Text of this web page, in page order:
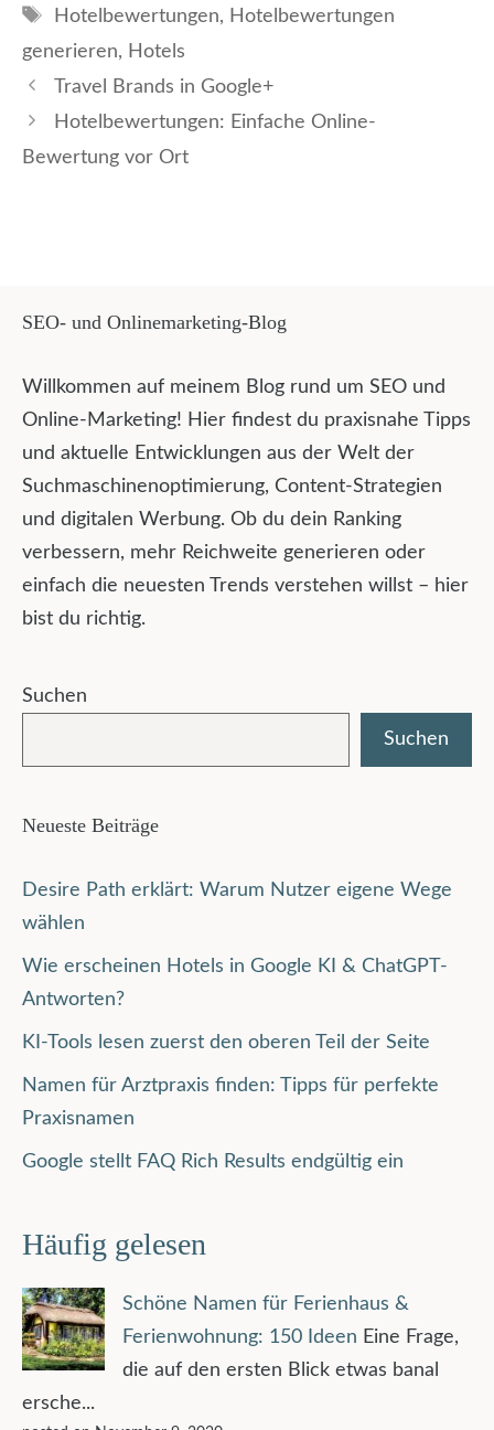
Schlagwörter
Hotelbewertungen, Hotelbewertungen
generieren, Hotels
Travel Brands in Google+
Hotelbewertungen: Einfache Online-
Bewertung vor Ort
SEO- und Onlinemarketing-Blog
Willkommen auf meinem Blog rund um SEO und
Online-Marketing! Hier findest du praxisnahe Tipps
und aktuelle Entwicklungen aus der Welt der
Suchmaschinenoptimierung, Content-Strategien
und digitalen Werbung. Ob du dein Ranking
verbessern, mehr Reichweite generieren oder
einfach die neuesten Trends verstehen willst – hier
bist du richtig.
Suchen
Suchen
Neueste Beiträge
Desire Path erklärt: Warum Nutzer eigene Wege
wählen
Wie erscheinen Hotels in Google KI & ChatGPT-
Antworten?
KI-Tools lesen zuerst den oberen Teil der Seite
Namen für Arztpraxis finden: Tipps für perfekte
Praxisnamen
Google stellt FAQ Rich Results endgültig ein
Häufig gelesen
Schöne Namen für Ferienhaus &
Ferienwohnung: 150 Ideen Eine Frage,
die auf den ersten Blick etwas banal
ersche...